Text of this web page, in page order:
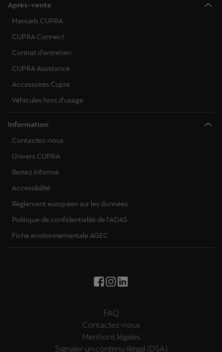
Après-vente
Manuels CUPRA
CUPRA Connect
Contrat d'entretien
CUPRA Assistance
Accessoires Cupra
Véhicules hors d’usage
Information
Contactez-nous
Univers CUPRA
Restez informé
Accessibilité
Règlement européen sur les données
Politique de confidentialité de l'ADAS
Fiche environnementale AGEC
FAQ
Contactez-nous
Mentions légales
Signaler un contenu illégal (DSA)